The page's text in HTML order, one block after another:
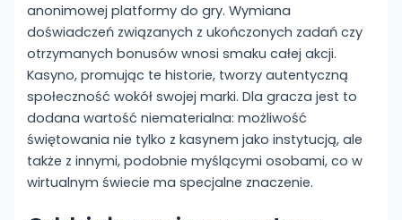
anonimowej platformy do gry. Wymiana
doświadczeń związanych z ukończonych zadań czy
otrzymanych bonusów wnosi smaku całej akcji.
Kasyno, promując te historie, tworzy autentyczną
społeczność wokół swojej marki. Dla gracza jest to
dodana wartość niematerialna: możliwość
świętowania nie tylko z kasynem jako instytucją, ale
także z innymi, podobnie myślącymi osobami, co w
wirtualnym świecie ma specjalne znaczenie.